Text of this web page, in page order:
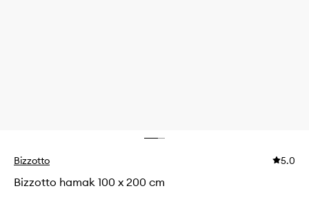
Bizzotto 5.0
Bizzotto hamak 100 x 200 cm